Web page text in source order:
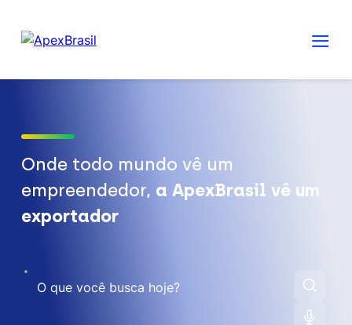
Onde todo mundo vê um
empreendedor, a ApexBrasil vê um
exportador